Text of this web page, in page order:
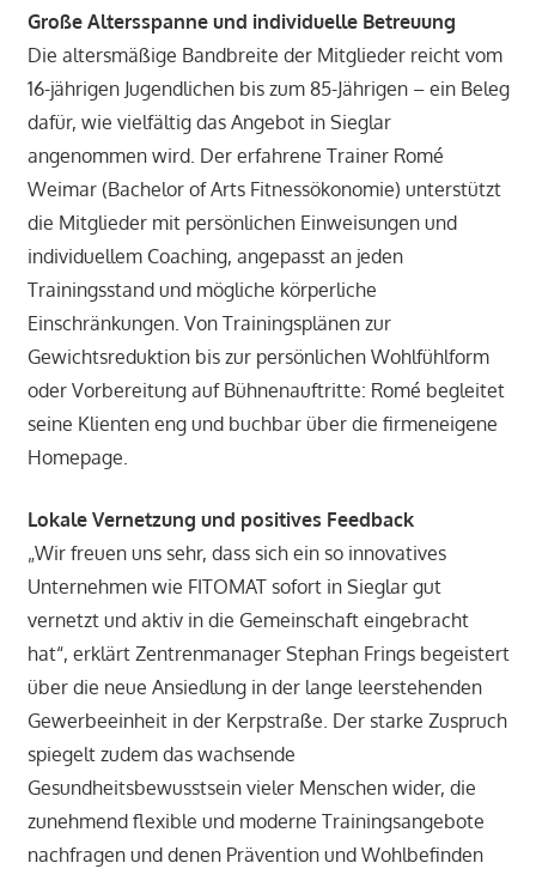
Große Altersspanne und individuelle Betreuung
Die altersmäßige Bandbreite der Mitglieder reicht vom
16-jährigen Jugendlichen bis zum 85-Jährigen – ein Beleg
dafür, wie vielfältig das Angebot in Sieglar
angenommen wird. Der erfahrene Trainer Romé
Weimar (Bachelor of Arts Fitnessökonomie) unterstützt
die Mitglieder mit persönlichen Einweisungen und
individuellem Coaching, angepasst an jeden
Trainingsstand und mögliche körperliche
Einschränkungen. Von Trainingsplänen zur
Gewichtsreduktion bis zur persönlichen Wohlfühlform
oder Vorbereitung auf Bühnenauftritte: Romé begleitet
seine Klienten eng und buchbar über die firmeneigene
Homepage.
Lokale Vernetzung und positives Feedback
„Wir freuen uns sehr, dass sich ein so innovatives
Unternehmen wie FITOMAT sofort in Sieglar gut
vernetzt und aktiv in die Gemeinschaft eingebracht
hat“, erklärt Zentrenmanager Stephan Frings begeistert
über die neue Ansiedlung in der lange leerstehenden
Gewerbeeinheit in der Kerpstraße. Der starke Zuspruch
spiegelt zudem das wachsende
Gesundheitsbewusstsein vieler Menschen wider, die
zunehmend flexible und moderne Trainingsangebote
nachfragen und denen Prävention und Wohlbefinden